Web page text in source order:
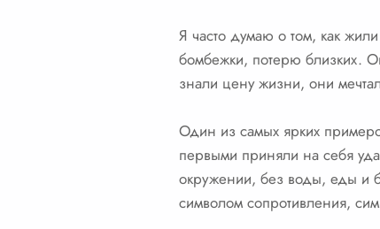
Я часто думаю о том, как
бомбежки, потерю близких.
знали цену жизни, они
Один из самых ярких
первыми приняли на себя
окружении, без воды, еды и
символом сопротивления,